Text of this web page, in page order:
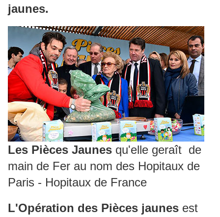
jaunes.
Les Pièces Jaunes qu'elle geraît de
main de Fer au nom des Hopitaux de
Paris - Hopitaux de France
L'Opération des Pièces jaunes est